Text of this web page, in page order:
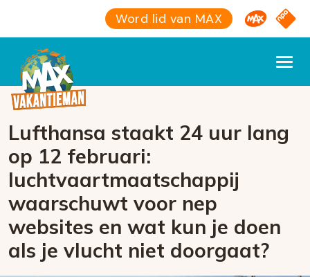
Word lid van MAX Omroep
NPO
Lufthansa staakt 24 uur lang
op 12 februari:
luchtvaartmaatschappij
waarschuwt voor nep
websites en wat kun je doen
als je vlucht niet doorgaat?